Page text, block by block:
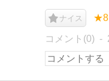
ナイス ★8
コメント(0)